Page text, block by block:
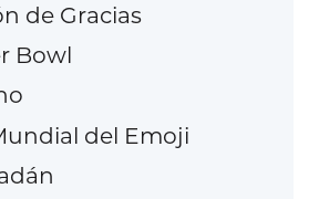
de Gracias
Bowl
del Emoji